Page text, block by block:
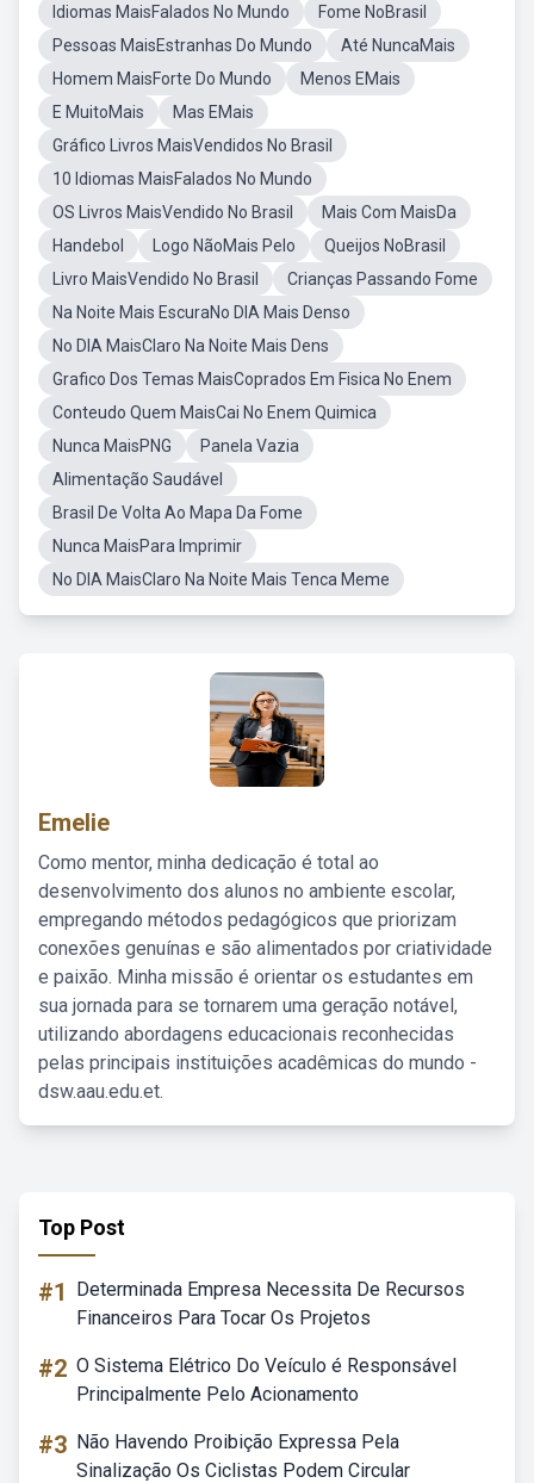
Idiomas MaisFalados No Mundo
Fome NoBrasil
Pessoas MaisEstranhas Do Mundo
Até NuncaMais
Homem MaisForte Do Mundo
Menos EMais
E MuitoMais
Mas EMais
Gráfico Livros MaisVendidos No Brasil
10 Idiomas MaisFalados No Mundo
OS Livros MaisVendido No Brasil
Mais Com MaisDa
Handebol
Logo NãoMais Pelo
Queijos NoBrasil
Livro MaisVendido No Brasil
Crianças Passando Fome
Na Noite Mais EscuraNo DIA Mais Denso
No DIA MaisClaro Na Noite Mais Dens
Grafico Dos Temas MaisCoprados Em Fisica No Enem
Conteudo Quem MaisCai No Enem Quimica
Nunca MaisPNG
Panela Vazia
Alimentação Saudável
Brasil De Volta Ao Mapa Da Fome
Nunca MaisPara Imprimir
No DIA MaisClaro Na Noite Mais Tenca Meme
Emelie
Como mentor, minha dedicação é total ao
desenvolvimento dos alunos no ambiente escolar,
empregando métodos pedagógicos que priorizam
conexões genuínas e são alimentados por criatividade
e paixão. Minha missão é orientar os estudantes em
sua jornada para se tornarem uma geração notável,
utilizando abordagens educacionais reconhecidas
pelas principais instituições acadêmicas do mundo -
dsw.aau.edu.et.
Top Post
#1
Determinada Empresa Necessita De Recursos
Financeiros Para Tocar Os Projetos
#2 O Sistema Elétrico Do Veículo é Responsável
Principalmente Pelo Acionamento
#3 Não Havendo Proibição Expressa Pela
Sinalização Os Ciclistas Podem Circular